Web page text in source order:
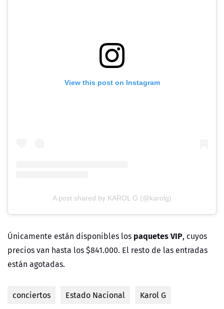
View this post on Instagram
A post shared by KAROL G (@karolg)
Únicamente están disponibles los paquetes VIP, cuyos
precios van hasta los $841.000. El resto de las entradas
están agotadas.
conciertos Estado Nacional Karol G